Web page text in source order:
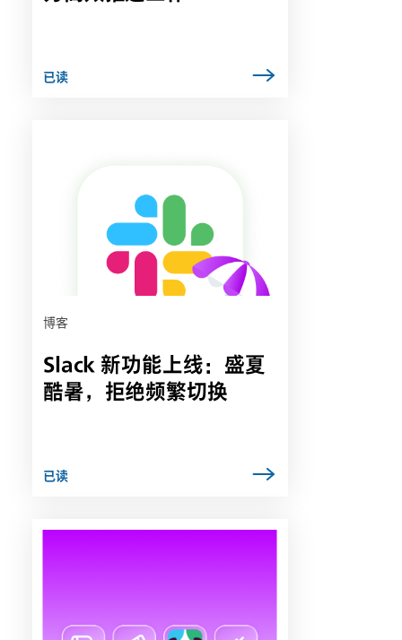
已读
卡
打
开
博客
Slack 新功能上线：盛夏
酷暑，拒绝频繁切换
已读
链